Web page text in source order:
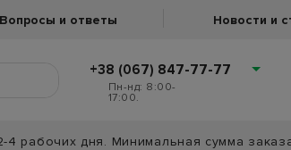
Вопросы и ответы Новости и
+38 (067) 847-77-77
Пн-нд: 8:00-
17:00.
4 рабочих дня. Минимальная сумма